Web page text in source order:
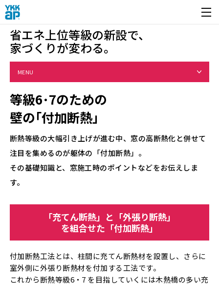
開く
省エネ上位等級の新設で、
家づくりが変わる。
MENU
等級6･7のための
壁の｢付加断熱｣
断熱等級の大幅引き上げが進む中、窓の高断熱化と併せて
注目を集めるのが躯体の「付加断熱」。
その基礎知識と、窓施工時のポイントなどをお伝えしま
す。
「充てん断熱」と「外張り断熱」
を組合せた「付加断熱」
付加断熱工法とは、柱間に充てん断熱材を設置し、さらに
室外側に外張り断熱材を付加する工法です。
これから断熱等級6・7 を目指していくには木熱橋の多い充